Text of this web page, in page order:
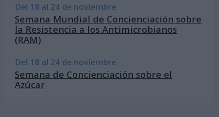
Del 18 al 24 de noviembre
Semana Mundial de Concienciación sobre
la Resistencia a los Antimicrobianos
(RAM)
Del 18 al 24 de noviembre
Semana de Concienciación sobre el
Azúcar